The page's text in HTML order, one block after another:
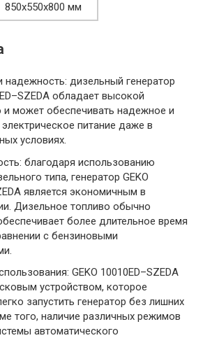
850x550x800 мм
дизельный генератор
обладает высокой
может обеспечивать надежное и
питание даже в
условиях.
благодаря использованию
типа, генератор GEKO
является экономичным в
Дизельное топливо обычно
более длительное время
с бензиновыми
GEKO 10010ED–SZEDA
устройством, которое
запустить генератор без лишних
того, наличие различных режимов
автоматического